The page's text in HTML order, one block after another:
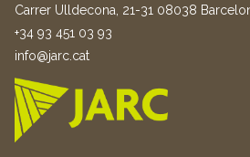
Carrer Ulldecona, 21-31 08038
+34 93 451 03 93
info@jarc.cat